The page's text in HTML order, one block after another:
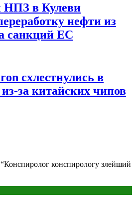
НПЗ в Кулеви
нефти из
санкций ЕС
схлестнулись в
за китайских чипов
конспирологу злейший